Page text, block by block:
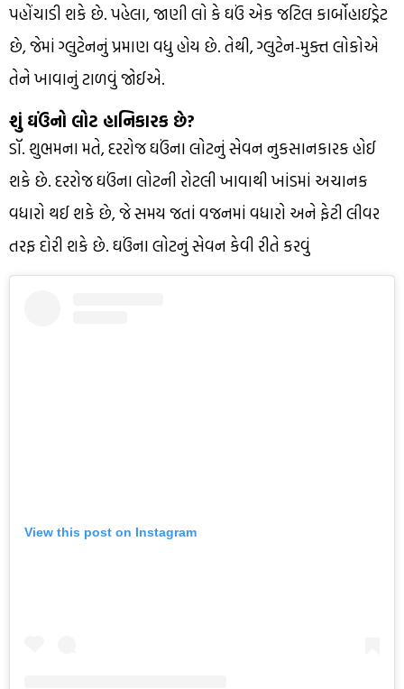
પહોંચાડી શકે છે. પહેલા, જાણી લો કે ઘઉં એક જટિલ કાર્બોહાઇડ્રેટ
છે, જેમાં ગ્લુટેનનું પ્રમાણ વધુ હોય છે. તેથી, ગ્લુટેન-મુક્ત લોકોએ
તેને ખાવાનું ટાળવું જોઈએ.
શું ઘઉંનો લોટ હાનિકારક છે?
ડૉ. શુભમના મતે, દરરોજ ઘઉંના લોટનું સેવન નુકસાનકારક હોઈ
શકે છે. દરરોજ ઘઉંના લોટની રોટલી ખાવાથી ખાંડમાં અચાનક
વધારો થઈ શકે છે, જે સમય જતાં વજનમાં વધારો અને ફેટી લીવર
તરફ દોરી શકે છે. ઘઉંના લોટનું સેવન કેવી રીતે કરવું
View this post on Instagram